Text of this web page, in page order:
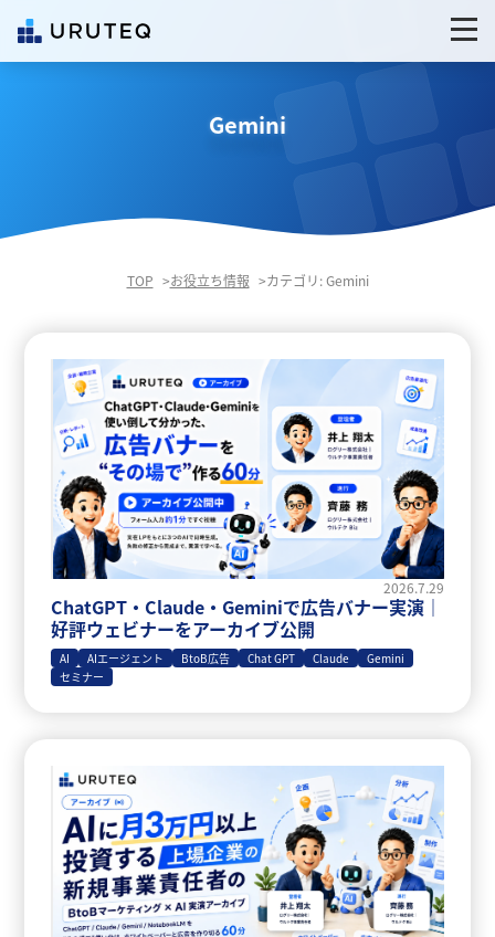
Gemini
TOP お役立ち情報 カテゴリ: Gemini
2026.7.29
ChatGPT・Claude・Geminiで広告バナー実演｜
好評ウェビナーをアーカイブ公開
AI AIエージェント BtoB広告 Chat GPT Claude
Gemini
セミナー